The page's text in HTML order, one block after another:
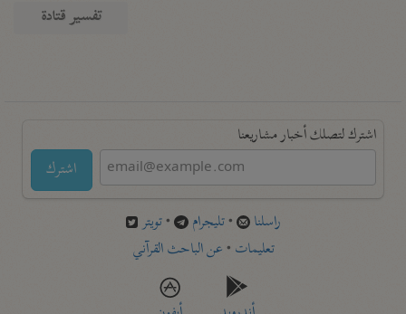
تفسير قتادة
اشترك لتصلك أخبار مشاريعنا
اشترك
راسلنا •تليجرام •تويتر
تعليمات •عن الباحث القرآني